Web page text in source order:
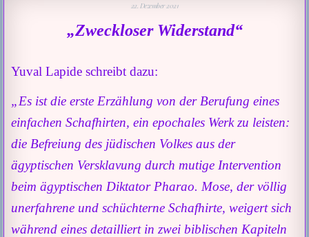
22. Dezember 2021
„Zweckloser Widerstand“
Yuval Lapide schreibt dazu:
„Es ist die erste Erzählung von der Berufung eines
einfachen Schafhirten, ein epochales Werk zu leisten:
die Befreiung des jüdischen Volkes aus der
ägyptischen Versklavung durch mutige Intervention
beim ägyptischen Diktator Pharao. Mose, der völlig
unerfahrene und schüchterne Schafhirte, weigert sich
während eines detailliert in zwei biblischen Kapiteln